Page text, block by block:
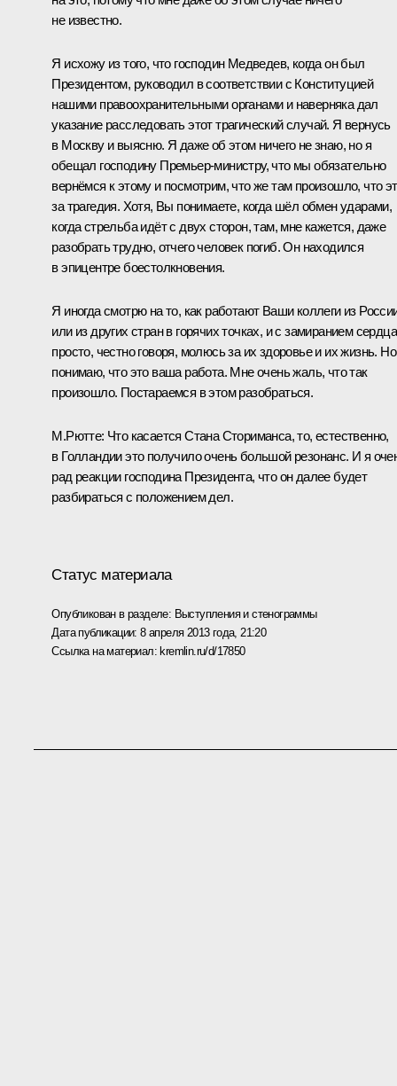
не известно.
Я исхожу из того, что господин Медведев, когда он был
Президентом, руководил в соответствии с Конституцией
нашими правоохранительными органами и наверняка дал
указание расследовать этот трагический случай. Я вернусь
в Москву и выясню. Я даже об этом ничего не знаю, но я
обещал господину Премьер-министру, что мы обязательно
вернёмся к этому и посмотрим, что же там произошло, что
за трагедия. Хотя, Вы понимаете, когда шёл обмен ударами,
когда стрельба идёт с двух сторон, там, мне кажется, даже
разобрать трудно, отчего человек погиб. Он находился
в эпицентре боестолкновения.
Я иногда смотрю на то, как работают Ваши коллеги из
или из других стран в горячих точках, и с замиранием сердца
просто, честно говоря, молюсь за их здоровье и их жизнь.
понимаю, что это ваша работа. Мне очень жаль, что так
произошло. Постараемся в этом разобраться.
М.Рютте: Что касается Стана Сториманса, то, естественно,
в Голландии это получило очень большой резонанс. И я
рад реакции господина Президента, что он далее будет
разбираться с положением дел.
Статус материала
Опубликован в разделе: Выступления и стенограммы
Дата публикации:8 апреля 2013 года, 21:20
Ссылка на материал:kremlin.ru/d/17850